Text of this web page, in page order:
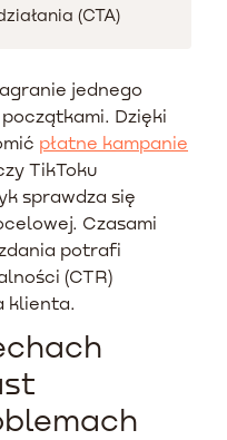
(CTA)
jednego
Dzięki
płatne kampanie
TikToku
sprawdza się
Czasami
potrafi
(CTR)
klienta.